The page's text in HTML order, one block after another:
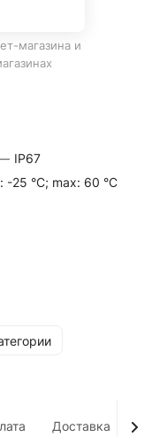
IP67
-25 °C; max: 60 °C
магазина и
Доставка